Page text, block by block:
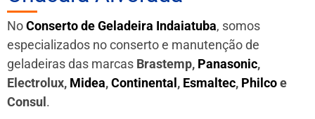
NoConserto de Geladeira Indaiatuba, somos
especializados no conserto e manutenção de
geladeiras das marcas Brastemp, Panasonic,
Electrolux, Midea,Continental, Esmaltec, Philcoe
Consul.